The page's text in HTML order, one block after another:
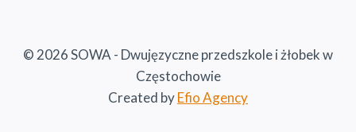
© 2026 SOWA - Dwujęzyczne przedszkole i żłobek w
Częstochowie
Created byEfio Agency